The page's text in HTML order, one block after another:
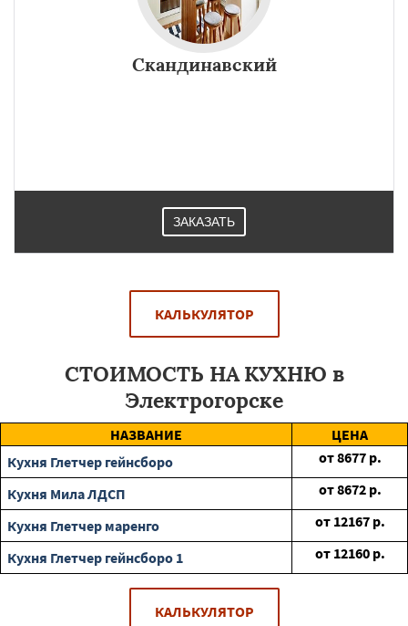
Скандинавский
ЗАКАЗАТЬ
КАЛЬКУЛЯТОР
СТОИМОСТЬ НА КУХНЮ в
Электрогорске
НАЗВАНИЕ
ЦЕНА
Кухня Глетчер гейнсборо
от8677 р.
Кухня Мила ЛДСП
от8672 р.
Кухня Глетчер маренго
от 12167 р.
Кухня Глетчер гейнсборо 1
от 12160 р.
КАЛЬКУЛЯТОР